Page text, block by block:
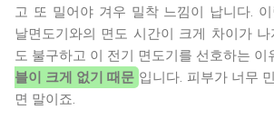
고 또 밀어야 겨우 밀착 느낌이 납니다.
날면도기와의 면도 시간이 크게 차이가 나
도 불구하고 이 전기 면도기를 선호하는 이
블이 크게 없기 때문 입니다. 피부가 너무
면 말이죠.